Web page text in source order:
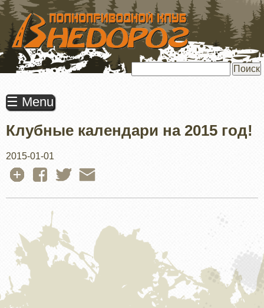
ПЕРЕЙТИ
ОСНОВНОМУ
СОДЕРЖАНИЮ
☰ Menu
Клубные календари на 2015 год!
2015-01-01